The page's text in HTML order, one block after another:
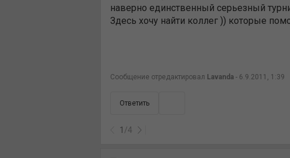
наверно единственный серьезный
Здесь хочу найти коллег )) которые
Сообщение отредактировал Lavanda - 6.9.2011, 1:39
Ответить
1 /4